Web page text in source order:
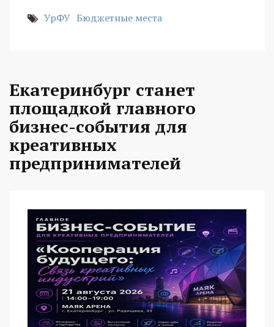
УрФУ Бюджетные места
Екатеринбург станет
площадкой главного
бизнес-события для
креативных
предпринимателей